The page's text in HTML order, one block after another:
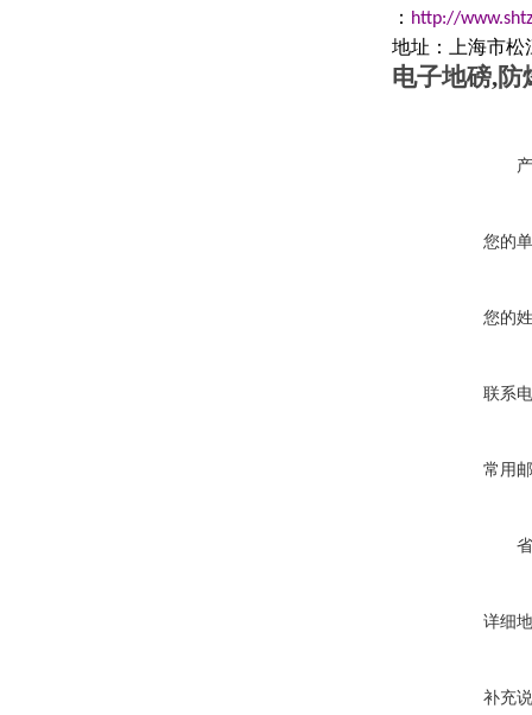
： http://
地址：上海市松
电子地磅,防
您的
您的
联系
常用
详细
补充